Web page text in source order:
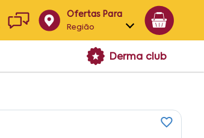
Ofertas Para
Região
Alagoas
Derma club